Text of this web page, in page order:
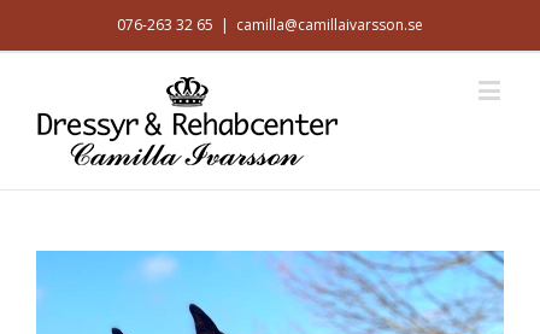
076-263 32 65 | camilla@camillaivarsson.se